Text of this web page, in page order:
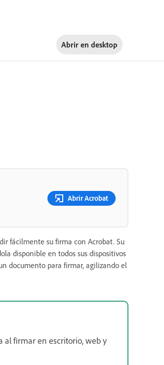
Abrir en desktop
Abrir Acrobat
fácilmente su firma con Acrobat. Su
disponible en todos sus dispositivos
documento para firmar, agilizando el
al firmar en escritorio, web y